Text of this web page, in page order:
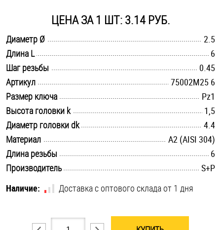
Стопорные кольца
Такелаж
Хомуты
Шайбы
Шпильки
Шплинты
Штифты и пальцы
ЦЕНА ЗА 1 ШТ: 3.14 РУБ.
Диаметр Ø
2.5
Длина L
6
Шаг резьбы
0.45
Артикул
75002M25 6
Размер ключа
Pz1
Высота головки k
1,5
Диаметр головки dk
4.4
Материал
А2 (AISI 304)
Длина резьбы
6
Производитель
S+P
Наличие:
Доставка с оптового склада от 1 дня